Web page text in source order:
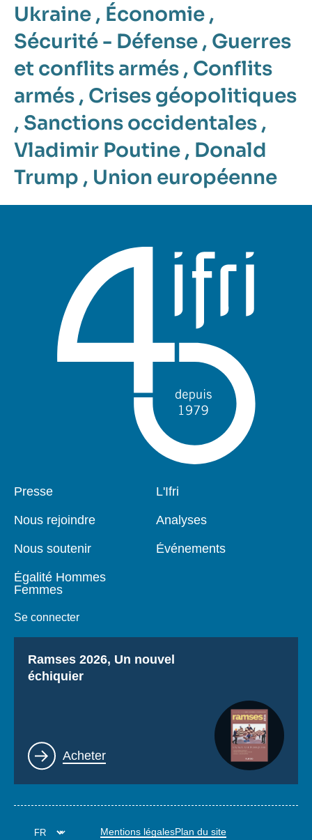
Ukraine , Économie ,
Sécurité - Défense , Guerres
et conflits armés , Conflits
armés , Crises géopolitiques
, Sanctions occidentales ,
Vladimir Poutine , Donald
Trump , Union européenne
Pied
Presse
Nous rejoindre
Nous soutenir
Égalité Hommes
Femmes
Se connecter
Navigation
L'Ifri
Analyses
Événements
Titre
Ramses 2026, Un nouvel
échiquier
Lien
Acheter
Mentions légalesPlan du site